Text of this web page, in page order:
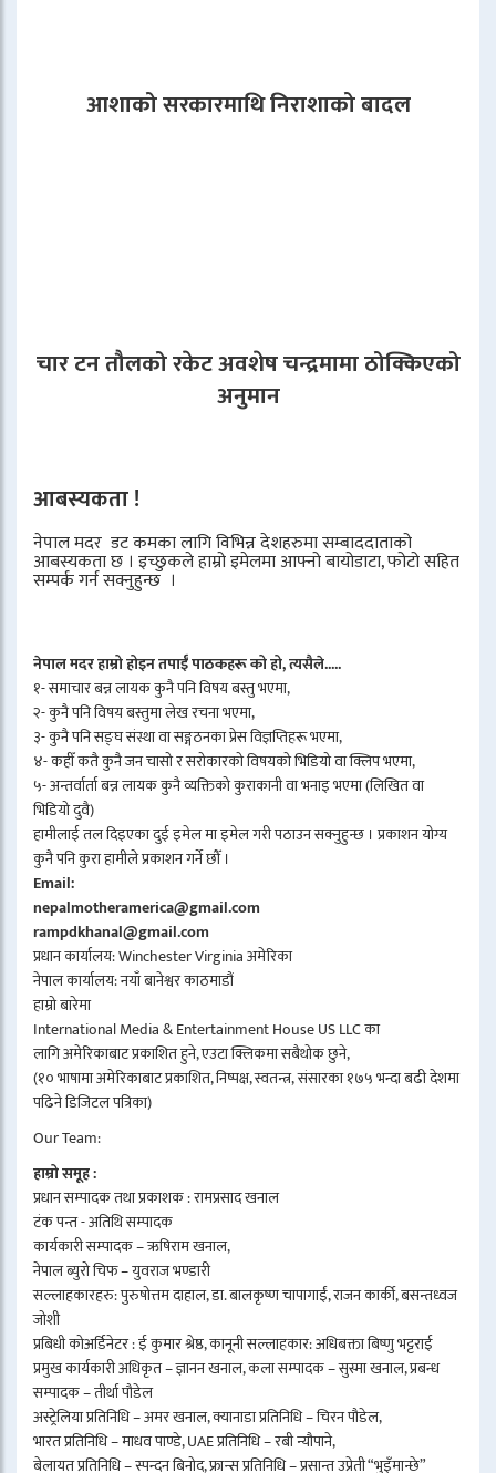
आशाको सरकारमाथि निराशाको बादल
चार टन तौलको रकेट अवशेष चन्द्रमामा ठोक्किएको
अनुमान
आबस्यकता !
नेपाल मदर डट कमका लागि विभिन्न देशहरुमा सम्बाददाताको
आबस्यकता छ । इच्छुकले हाम्रो इमेलमा आफ्नो बायोडाटा, फोटो सहित
सम्पर्क गर्न सक्नुहुन्छ ।
नेपाल मदर हाम्रो होइन तपाईँ पाठकहरू को हो, त्यसैले.....
१- समाचार बन्न लायक कुनै पनि विषय बस्तु भएमा,
२- कुनै पनि विषय बस्तुमा लेख रचना भएमा,
३- कुनै पनि सङ्घ संस्था वा सङ्गठनका प्रेस विज्ञप्तिहरू भएमा,
४- कहीँ कतै कुनै जन चासो र सरोकारको विषयको भिडियो वा क्लिप भएमा,
५- अन्तर्वार्ता बन्न लायक कुनै व्यक्तिको कुराकानी वा भनाइ भएमा (लिखित वा
भिडियो दुवै)
हामीलाई तल दिइएका दुई इमेल मा इमेल गरी पठाउन सक्नुहुन्छ । प्रकाशन योग्य
कुनै पनि कुरा हामीले प्रकाशन गर्ने छौँ ।
Email:
nepalmotheramerica@gmail.com
rampdkhanal@gmail.com
प्रधान कार्यालय: Winchester Virginia अमेरिका
नेपाल कार्यालय: नयाँ बानेश्वर काठमाडौं
हाम्रो बारेमा
International Media & Entertainment House US LLC का
लागि अमेरिकाबाट प्रकाशित हुने, एउटा क्लिकमा सबैथोक छुने,
(१० भाषामा अमेरिकाबाट प्रकाशित, निष्पक्ष, स्वतन्त्र, संसारका १७५ भन्दा बढी देशमा
पढिने डिजिटल पत्रिका)
Our Team:
हाम्रो समूह :
प्रधान सम्पादक तथा प्रकाशक : रामप्रसाद खनाल
टंक पन्त - अतिथि सम्पादक
कार्यकारी सम्पादक – ऋषिराम खनाल,
नेपाल ब्युरो चिफ – युवराज भण्डारी
सल्लाहकारहरु: पुरुषोत्तम दाहाल, डा. बालकृष्ण चापागाईं, राजन कार्की, बसन्तध्वज
जोशी
प्रबिधी कोअर्डिनेटर : ई कुमार श्रेष्ठ, कानूनी सल्लाहकार: अधिबक्ता बिष्णु भट्टराई
प्रमुख कार्यकारी अधिकृत – ज्ञानन खनाल, कला सम्पादक – सुस्मा खनाल, प्रबन्ध
सम्पादक – तीर्था पौडेल
अस्ट्रेलिया प्रतिनिधि – अमर खनाल, क्यानाडा प्रतिनिधि – चिरन पौडेल,
भारत प्रतिनिधि – माधव पाण्डे, UAE प्रतिनिधि – रबी न्यौपाने,
बेलायत प्रतिनिधि – स्पन्दन बिनोद, फ्रान्स प्रतिनिधि – प्रसान्त उप्रेती “भुइँमान्छे”